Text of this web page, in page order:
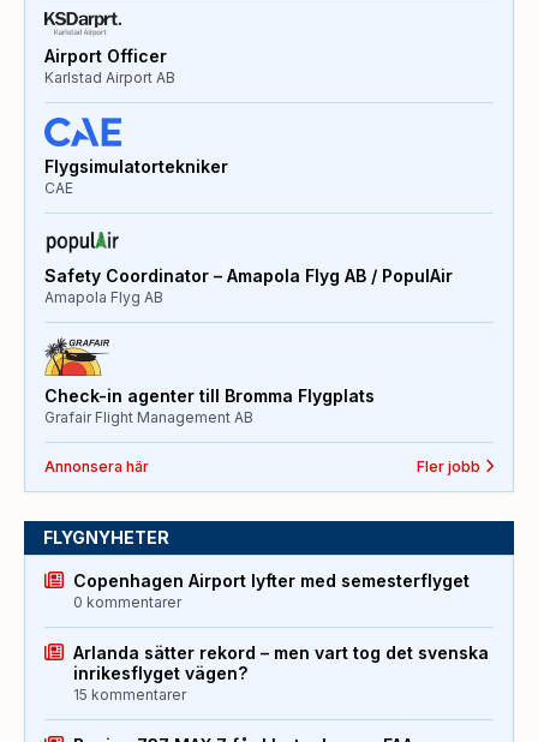
Airport Officer
Karlstad Airport AB
Flygsimulatortekniker
CAE
Safety Coordinator – Amapola Flyg AB / PopulAir
Amapola Flyg AB
Check-in agenter till Bromma Flygplats
Grafair Flight Management AB
Annonsera här Fler jobb
FLYGNYHETER
Copenhagen Airport lyfter med semesterflyget
0 kommentarer
Arlanda sätter rekord – men vart tog det svenska
inrikesflyget vägen?
15 kommentarer